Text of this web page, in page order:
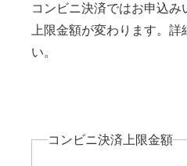
コンビニ決済ではお申込み
上限金額が変わります。
い。
コンビニ決済上限金額